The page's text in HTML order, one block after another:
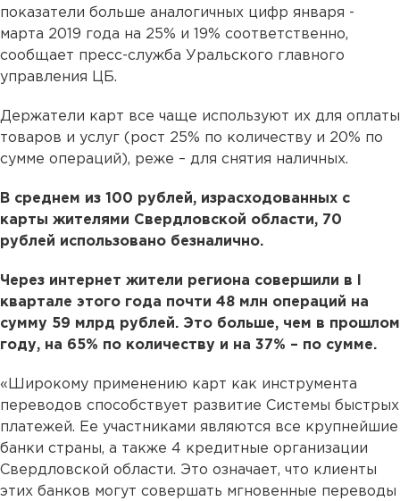
показатели больше аналогичных цифр января -
марта 2019 года на 25% и 19% соответственно,
сообщает пресс-служба Уральского главного
управления ЦБ.
Держатели карт все чаще используют их для оплаты
товаров и услуг (рост 25% по количеству и 20% по
сумме операций), реже – для снятия наличных.
В среднем из 100 рублей, израсходованных с
карты жителями Свердловской области, 70
рублей использовано безналично.
Через интернет жители региона совершили в I
квартале этого года почти 48 млн операций на
сумму 59 млрд рублей. Это больше, чем в прошлом
году, на 65% по количеству и на 37% – по сумме.
«Широкому применению карт как инструмента
переводов способствует развитие Системы быстрых
платежей. Ее участниками являются все крупнейшие
банки страны, а также 4 кредитные организации
Свердловской области. Это означает, что клиенты
этих банков могут совершать мгновенные переводы